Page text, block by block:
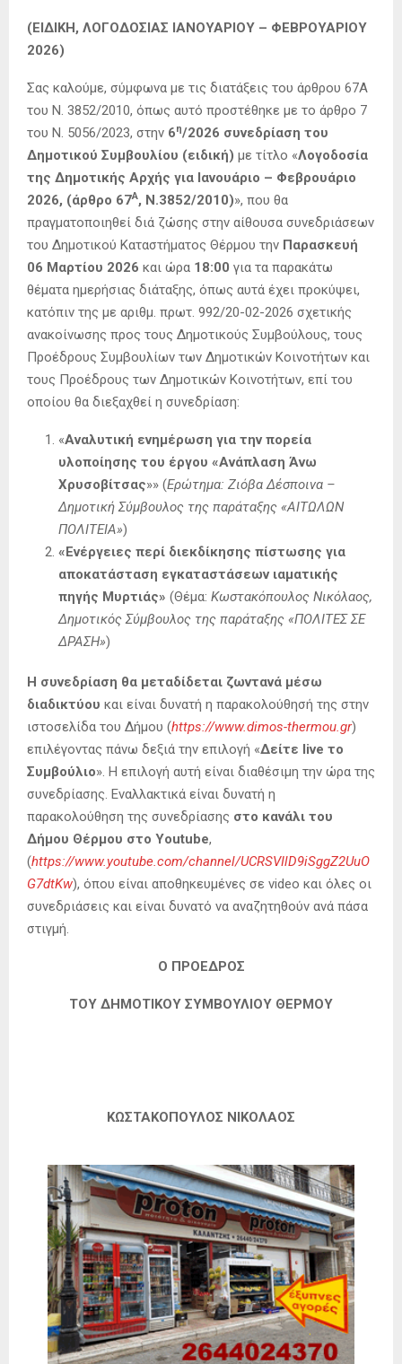
(ΕΙΔΙΚΗ, ΛΟΓΟΔΟΣΙΑΣ ΙΑΝΟΥΑΡΙΟΥ – ΦΕΒΡΟΥΑΡΙΟΥ
2026)
Σας καλούμε, σύμφωνα με τις διατάξεις του άρθρου 67Α
του Ν. 3852/2010, όπως αυτό προστέθηκε με το άρθρο 7
του Ν. 5056/2023, στην 6η/2026 συνεδρίαση του
Δημοτικού Συμβουλίου (ειδική) με τίτλο «Λογοδοσία
της Δημοτικής Αρχής για Ιανουάριο – Φεβρουάριο
2026, (άρθρο 67Α, Ν.3852/2010)», που θα
πραγματοποιηθεί διά ζώσης στην αίθουσα συνεδριάσεων
του Δημοτικού Καταστήματος Θέρμου την Παρασκευή
06 Μαρτίου 2026 και ώρα 18:00 για τα παρακάτω
θέματα ημερήσιας διάταξης, όπως αυτά έχει προκύψει,
κατόπιν της με αριθμ. πρωτ. 992/20-02-2026 σχετικής
ανακοίνωσης προς τους Δημοτικούς Συμβούλους, τους
Προέδρους Συμβουλίων των Δημοτικών Κοινοτήτων και
τους Προέδρους των Δημοτικών Κοινοτήτων, επί του
οποίου θα διεξαχθεί η συνεδρίαση:
«Αναλυτική ενημέρωση για την πορεία
υλοποίησης του έργου «Ανάπλαση Άνω
Χρυσοβίτσας»» (Ερώτημα: Ζιόβα Δέσποινα –
Δημοτική Σύμβουλος της παράταξης «ΑΙΤΩΛΩΝ
ΠΟΛΙΤΕΙΑ»)
«Ενέργειες περί διεκδίκησης πίστωσης για
αποκατάσταση εγκαταστάσεων ιαματικής
πηγής Μυρτιάς» (Θέμα: Κωστακόπουλος Νικόλαος,
Δημοτικός Σύμβουλος της παράταξης «ΠΟΛΙΤΕΣ ΣΕ
ΔΡΑΣΗ»)
Η συνεδρίαση θα μεταδίδεται ζωντανά μέσω
διαδικτύου και είναι δυνατή η παρακολούθησή της στην
ιστοσελίδα του Δήμου (https://www.dimos-thermou.gr)
επιλέγοντας πάνω δεξιά την επιλογή «Δείτε live το
Συμβούλιο». Η επιλογή αυτή είναι διαθέσιμη την ώρα της
συνεδρίασης. Εναλλακτικά είναι δυνατή η
παρακολούθηση της συνεδρίασης στο κανάλι του
Δήμου Θέρμου στο Youtube,
(https://www.youtube.com/channel/UCRSVIlD9iSggZ2UuO
G7dtKw), όπου είναι αποθηκευμένες σε video και όλες οι
συνεδριάσεις και είναι δυνατό να αναζητηθούν ανά πάσα
στιγμή.
Ο ΠΡΟΕΔΡΟΣ
ΤΟΥ ΔΗΜΟΤΙΚΟΥ ΣΥΜΒΟΥΛΙΟΥ ΘΕΡΜΟΥ
ΚΩΣΤΑΚΟΠΟΥΛΟΣ ΝΙΚΟΛΑΟΣ